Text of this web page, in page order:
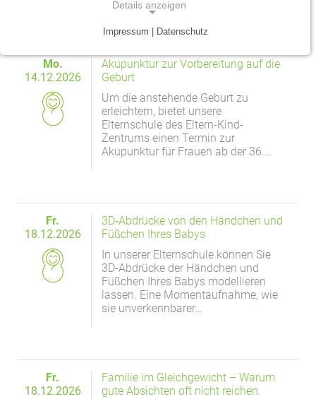
Vereinbarkeit von Beruf und Leben
Mitarbeitervorteile
Kinder- und Jugendmedizin
Neurologie
Psychiatrie und Psychotherapie
Anästhesiologie, operative Intensivmedizin und
Schmerztherapie
Dermatologie und Allergologie
Alle Kliniken, Fachbereiche und Zentren
Traumazentrum
Tumorzentrum
Viszeralonkologisches Zentrum (Darm, Pankreas)
Vorhofflimmerzentrum
Zentrum für Arbeitsmedizin, Arbeitssicherheit und
Zentrum für Lymphome und Leukämien
Alle Kliniken, Fachbereiche und Zentren
Patientenfürsprecher
Physiotherapie
Seelsorge
Soziale Dienste
Alle Kliniken, Fachbereiche und Zentren
Mo.
14.12.2026
Akupunktur zur Vorbereitung auf die
Geburt
Um die anstehende Geburt zu
erleichtern, bietet unsere
Elternschule des Eltern-Kind-
Zentrums einen Termin zur
Akupunktur für Frauen ab der 36.…
Fr.
18.12.2026
3D-Abdrücke von den Händchen und
Füßchen Ihres Babys
In unserer Elternschule können Sie
3D-Abdrücke der Händchen und
Füßchen Ihres Babys modellieren
lassen. Eine Momentaufnahme, wie
sie unverkennbarer…
Fr.
18.12.2026
Familie im Gleichgewicht – Warum
gute Absichten oft nicht reichen.
Details anzeigen
Notwendige Cookies ermöglichen grundlegende
Funktionen und sind für die einwandfreie Funktion
der Website erforderlich.
Einverständnis-Cookie
Zweck:
Dieser Cookie speichert die ausgewählten
Einverständnis-Optionen des Benutzers
Cookie Laufzeit:
1 Jahr
Plattformen anzeigen zu können, werden von
diesen externen Medien Cookies gesetzt.
Impressum | Datenschutz